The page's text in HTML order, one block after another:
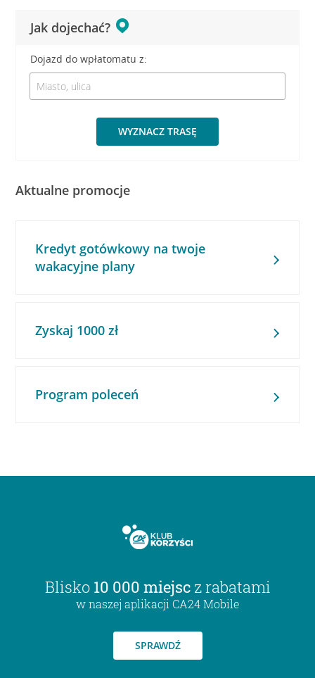
Jak dojechać?
Dojazd do wpłatomatu z:
WYZNACZ TRASĘ
Aktualne promocje
Kredyt gotówkowy na twoje
wakacyjne plany
Zyskaj 1000 zł
Program poleceń
Blisko 10 000 miejsc z rabatami
w naszej aplikacji CA24 Mobile
SPRAWDŹ